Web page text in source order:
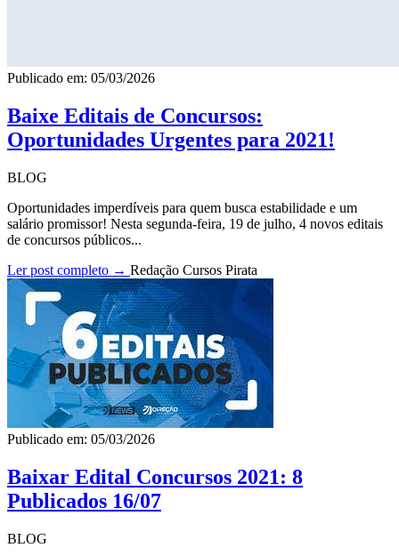
Publicado em: 05/03/2026
Baixe Editais de Concursos:
Oportunidades Urgentes para 2021!
BLOG
Oportunidades imperdíveis para quem busca estabilidade e um
salário promissor! Nesta segunda-feira, 19 de julho, 4 novos editais
de concursos públicos...
Ler post completo → Redação Cursos Pirata
Publicado em: 05/03/2026
Baixar Edital Concursos 2021: 8
Publicados 16/07
BLOG